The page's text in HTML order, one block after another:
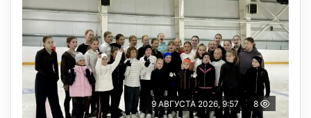
9 АВГУСТА 2026, 9:57 8